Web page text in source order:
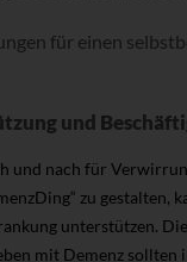
für einen
und
und nach für
zu
unterstützen.
mit Demenz